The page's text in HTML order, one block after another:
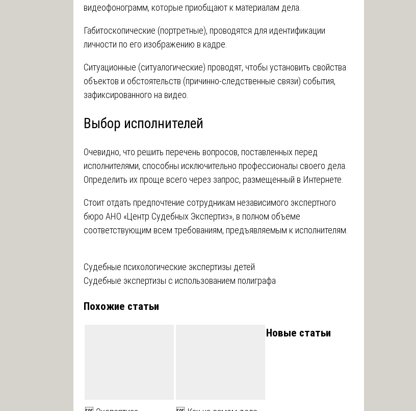
видеофонограмм, которые приобщают к материалам дела.
Габитоскопические (портретные), проводятся для идентификации
личности по его изображению в кадре.
Ситуационные (ситуалогические) проводят, чтобы установить свойства
объектов и обстоятельств (причинно-следственные связи) события,
зафиксированного на видео.
Выбор исполнителей
Очевидно, что решить перечень вопросов, поставленных перед
исполнителями, способны исключительно профессионалы своего дела.
Определить их проще всего через запрос, размещенный в Интернете.
Стоит отдать предпочтение сотрудникам независимого экспертного
бюро АНО «Центр Судебных Экспертиз», в полном объеме
соответствующим всем требованиям, предъявляемым к исполнителям.
Навигация
по
записям
Судебные психологические экспертизы детей
Судебные экспертизы с использованием полиграфа
Похожие статьи
Новые статьи